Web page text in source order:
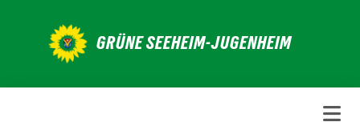
GRÜNE SEEHEIM-JUGENHEIM